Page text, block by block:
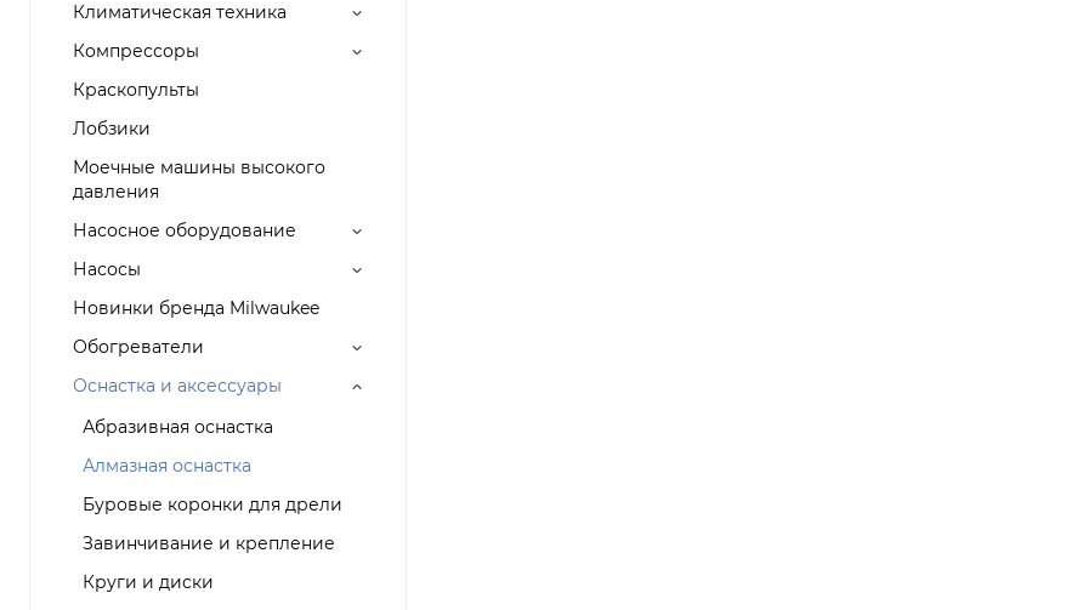
Климатическая техника
Компрессоры
Краскопульты
Лобзики
Моечные машины высокого
давления
Насосное оборудование
Насосы
Новинки бренда Milwaukee
Обогреватели
Оснастка и аксессуары
Абразивная оснастка
Алмазная оснастка
Буровые коронки для дрели
Завинчивание и крепление
Круги и диски